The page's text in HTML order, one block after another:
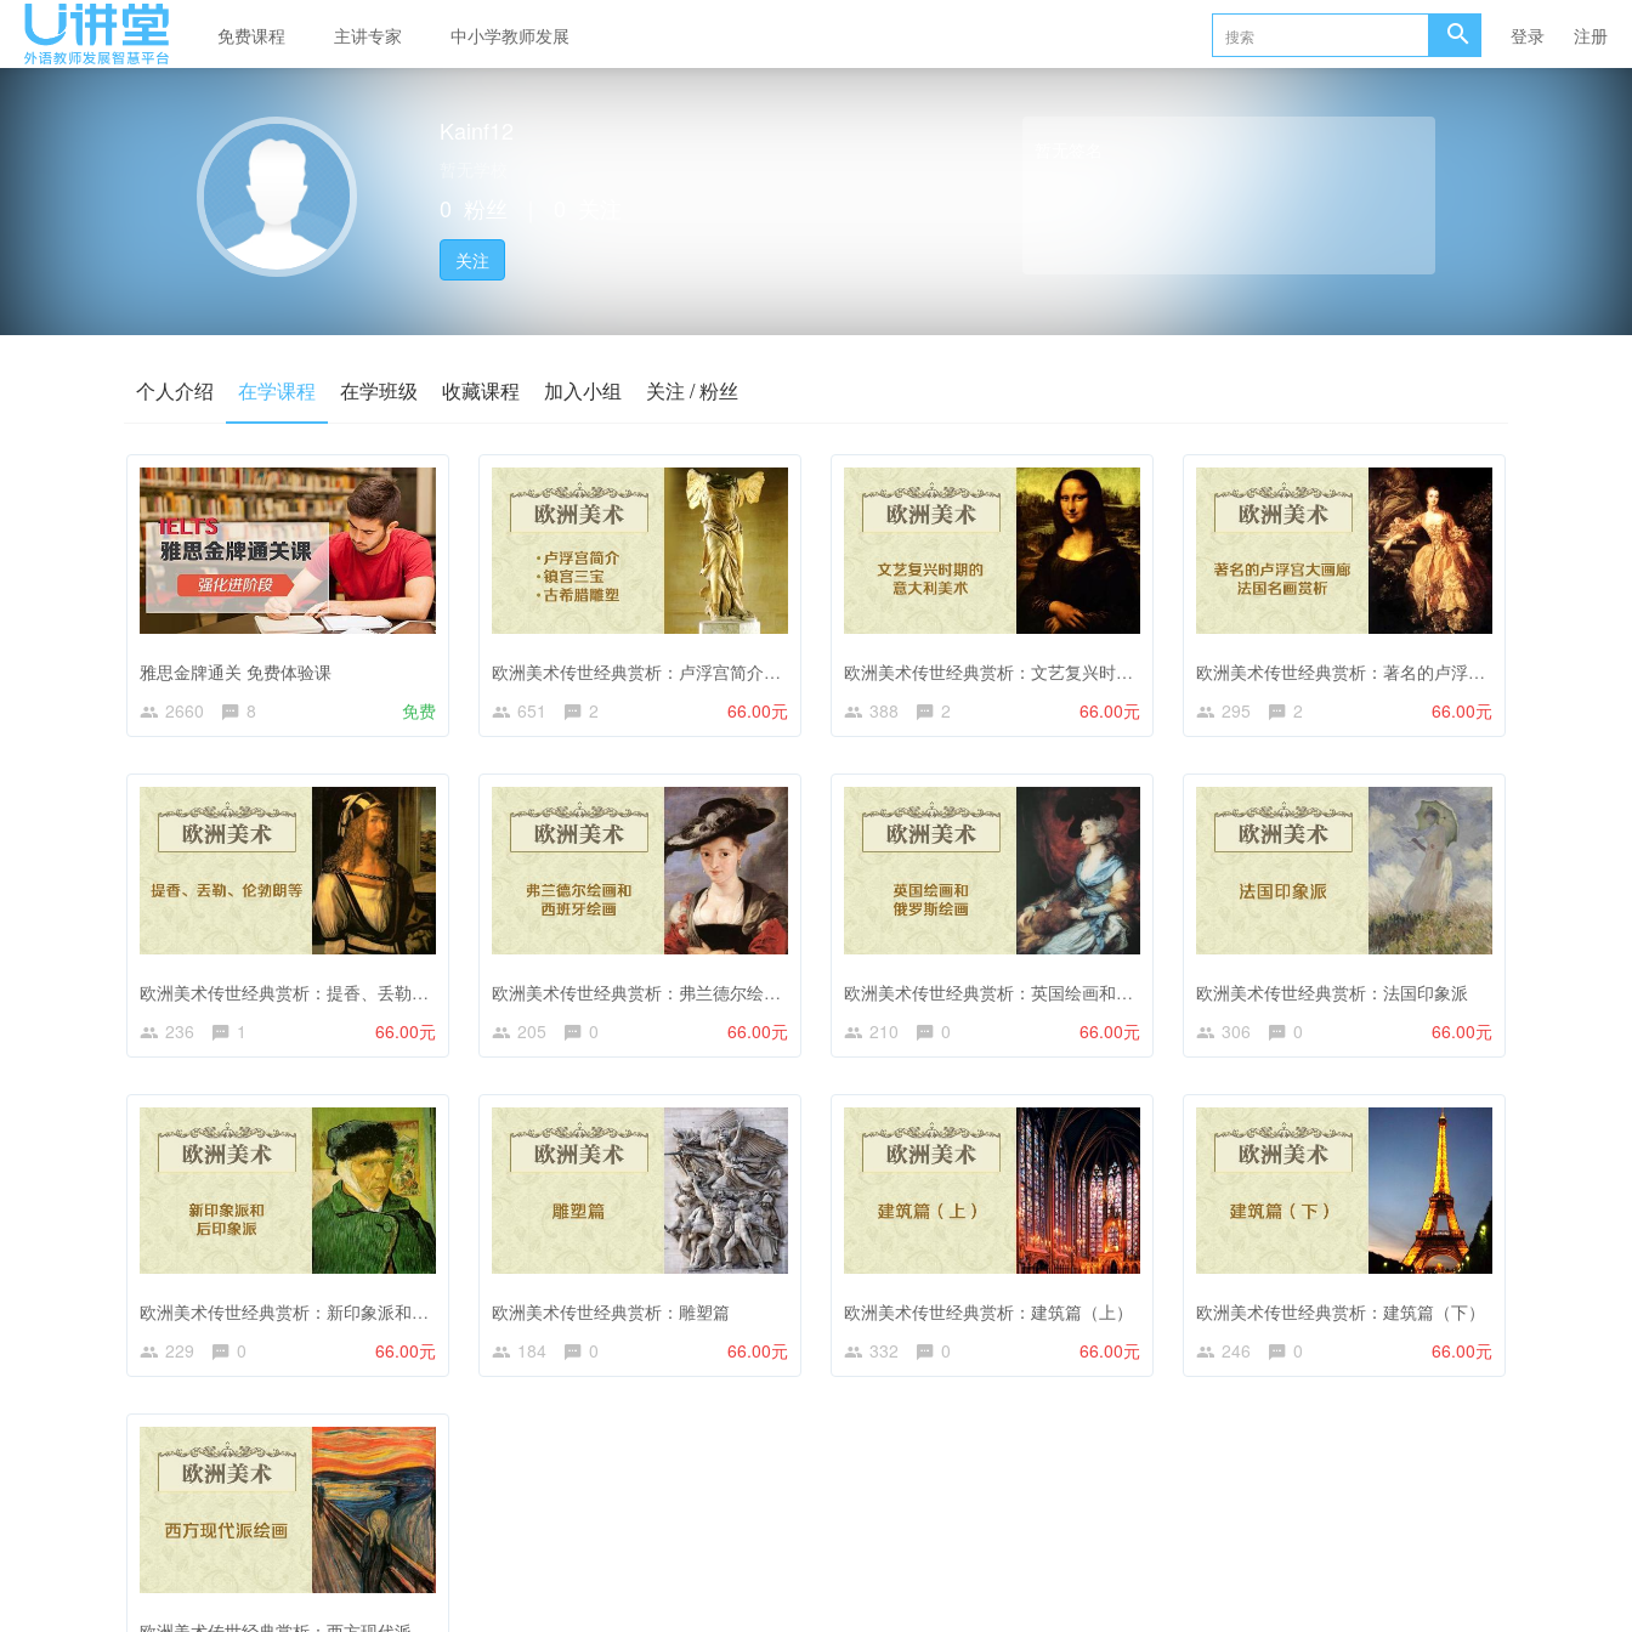
免费课程 主讲专家 中小学教师发展 登录 注册
Kainf12
0 粉丝
关注
个人介绍 在学课程 在学班级 收藏课程 加入小组 关注 / 粉丝
雅思金牌通关 免费体验课
2660
8 免费
欧洲美术传世经典赏析：卢浮宫简介及镇宫三宝，古希腊雕塑
651
2 66.00元
欧洲美术传世经典赏析：文艺复兴时期的意大利美术
388
2 66.00元
欧洲美术传世经典赏析：著名的卢浮宫大画廊法国名画赏析
295
2 66.00元
欧洲美术传世经典赏析：提香、丢勒、伦勃朗等
236
1 66.00元
欧洲美术传世经典赏析：弗兰德尔绘画和西班牙绘画
205
0 66.00元
欧洲美术传世经典赏析：英国绘画和俄罗斯绘画
210
0 66.00元
欧洲美术传世经典赏析：法国印象派
306
0 66.00元
欧洲美术传世经典赏析：新印象派和后印象派
229
0 66.00元
欧洲美术传世经典赏析：雕塑篇
184
0 66.00元
欧洲美术传世经典赏析：建筑篇（上）
332
0 66.00元
欧洲美术传世经典赏析：建筑篇（下）
246
0 66.00元